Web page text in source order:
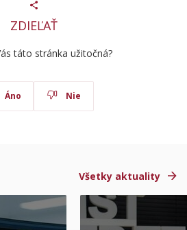
ZDIEĽAŤ
táto stránka užitočná?
Áno Nie
Všetky aktuality